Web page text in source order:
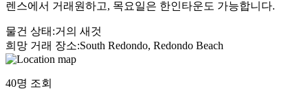
렌스에서 거래원하고, 목요일은 한인타운도 가능합니다.
물건 상태 :거의 새것
희망 거래 장소:South Redondo, Redondo Beach
40명 조회